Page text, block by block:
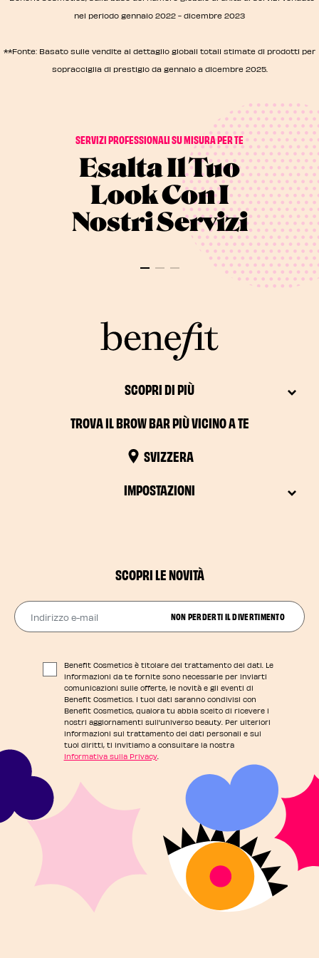
nel periodo gennaio 2022 - dicembre 2023
**Fonte: Basato sulle vendite al dettaglio globali totali stimate di prodotti per
sopracciglia di prestigio da gennaio a dicembre 2025.
SERVIZI PROFESSIONALI SU MISURA PER TE
Esalta Il Tuo
Look Con I
Nostri Servizi
SCOPRI DI PIÙ
TROVA IL BROW BAR PIÙ VICINO A TE
SVIZZERA
IMPOSTAZIONI
SCOPRI LE NOVITÀ
Indirizzo e-mail
NON PERDERTI IL DIVERTIMENTO
Benefit Cosmetics è titolare del trattamento dei dati. Le
informazioni da te fornite sono necessarie per inviarti
comunicazioni sulle offerte, le novità e gli eventi di
Benefit Cosmetics. I tuoi dati saranno condivisi con
Benefit Cosmetics, qualora tu abbia scelto di ricevere i
nostri aggiornamenti sull'universo beauty. Per ulteriori
informazioni sul trattamento dei dati personali e sui
tuoi diritti, ti invitiamo a consultare la nostra
Informativa sulla Privacy.